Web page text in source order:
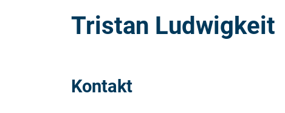
Tristan Ludwigkeit
Kontakt